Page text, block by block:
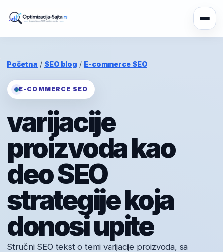
Početna / SEO blog / E-commerce SEO
E-COMMERCE SEO
varijacije
proizvoda kao
deo SEO
strategije koja
donosi upite
Stručni SEO tekst o temi varijacije proizvoda, sa